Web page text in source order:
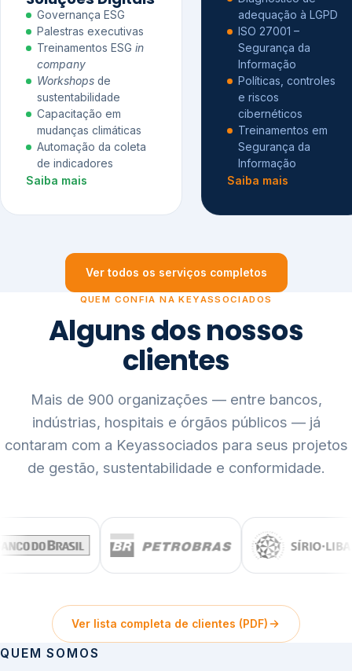
Governança ESG
Palestras executivas
Treinamentos ESG in
company
Workshops de
sustentabilidade
Capacitação em
mudanças climáticas
Automação da coleta
de indicadores
Saiba mais
adequação à LGPD
ISO 27001 –
Segurança da
Informação
Políticas, controles
e riscos
cibernéticos
Treinamentos em
Segurança da
Informação
Saiba mais
Ver todos os serviços completos
QUEM CONFIA NA KEYASSOCIADOS
Alguns dos nossos
clientes
Mais de 900 organizações — entre bancos,
indústrias, hospitais e órgãos públicos — já
contaram com a Keyassociados para seus projetos
de gestão, sustentabilidade e conformidade.
Ver lista completa de clientes (PDF)
QUEM SOMOS